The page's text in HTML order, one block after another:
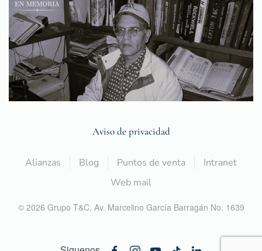
Aviso de privacidad
Alianzas Blog Puntos de venta
Intranet
Web mail
© 2026 Grupo T&C, Av. Marcelino García Barragán No. 1639